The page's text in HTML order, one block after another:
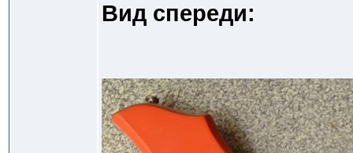
Вид спереди: